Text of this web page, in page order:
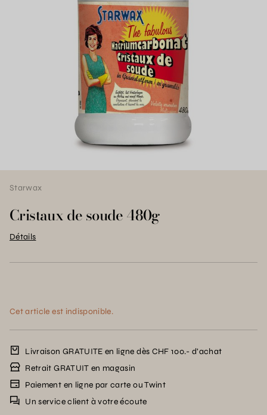
Starwax
Cristaux de soude 480g
Détails
Cet article est indisponible.
Livraison GRATUITE en ligne dès CHF 100.- d’achat
Retrait GRATUIT en magasin
Paiement en ligne par carte ou Twint
Un service client à votre écoute